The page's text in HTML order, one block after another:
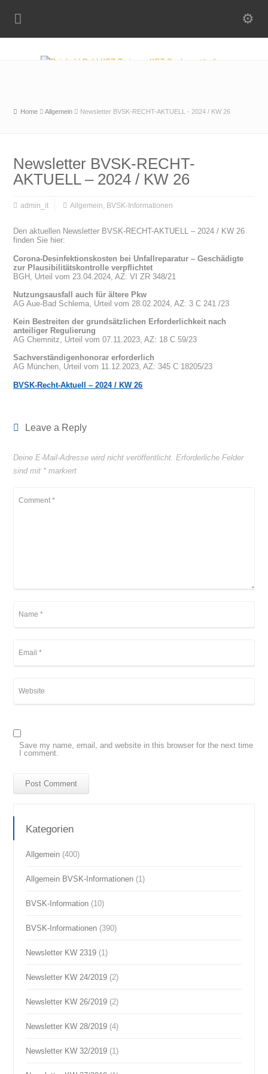
Home Allgemein Newsletter BVSK-RECHT-AKTUELL - 2024 / KW 26
Newsletter BVSK-RECHT-
AKTUELL – 2024 / KW 26
admin_it Allgemein, BVSK-Informationen
Den aktuellen Newsletter BVSK-RECHT-AKTUELL – 2024 / KW 26
finden Sie hier:
Corona-Desinfektionskosten bei Unfallreparatur – Geschädigte
zur Plausibilitätskontrolle verpflichtet
BGH, Urteil vom 23.04.2024, AZ: VI ZR 348/21
Nutzungsausfall auch für ältere Pkw
AG Aue-Bad Schlema, Urteil vom 28.02.2024, AZ: 3 C 241 /23
Kein Bestreiten der grundsätzlichen Erforderlichkeit nach
anteiliger Regulierung
AG Chemnitz, Urteil vom 07.11.2023, AZ: 18 C 59/23
Sachverständigenhonorar erforderlich
AG München, Urteil vom 11.12.2023, AZ: 345 C 18205/23
BVSK-Recht-Aktuell – 2024 / KW 26
Leave a Reply
Deine E-Mail-Adresse wird nicht veröffentlicht. Erforderliche Felder
sind mit * markiert
Save my name, email, and website in this browser for the next time
I comment.
Kategorien
Allgemein (400)
Allgemein BVSK-Informationen (1)
BVSK-Information (10)
BVSK-Informationen (390)
Newsletter KW 2319 (1)
Newsletter KW 24/2019 (2)
Newsletter KW 26/2019 (2)
Newsletter KW 28/2019 (4)
Newsletter KW 32/2019 (1)